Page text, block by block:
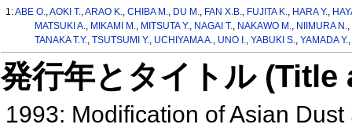
1:ABE O.,AOKI T.,ARAO K.,CHIBA M., DU M., FAN X.B., FUJITA K., HARA Y.,
MATSUKI A., MIKAMI M., MITSUTA Y., NAGAI T., NAKAWO M., NIIMURA N.,
TANAKA T.Y., TSUTSUMI Y., UCHIYAMA A., UNO I., YABUKI S., YAMADA Y.,
発行年とタイトル
1993: Modification of Asian